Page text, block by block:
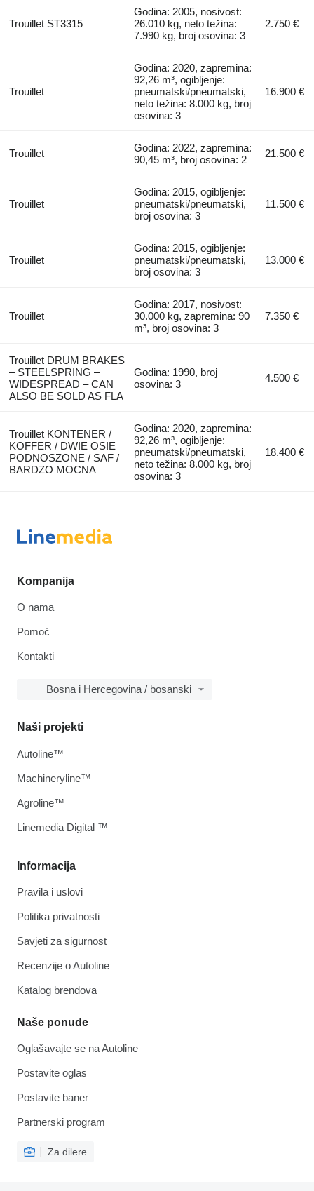
Trouillet ST3315
Godina: 2005, nosivost:
26.010 kg, neto težina:
7.990 kg, broj osovina: 3
2.750 €
Trouillet
Godina: 2020, zapremina:
92,26 m³, ogibljenje:
pneumatski/pneumatski,
neto težina: 8.000 kg, broj
osovina: 3
16.900 €
Trouillet
Godina: 2022, zapremina:
90,45 m³, broj osovina: 2
21.500 €
Trouillet
Godina: 2015, ogibljenje:
pneumatski/pneumatski,
broj osovina: 3
11.500 €
Trouillet
Godina: 2015, ogibljenje:
pneumatski/pneumatski,
broj osovina: 3
13.000 €
Trouillet
Godina: 2017, nosivost:
30.000 kg, zapremina: 90
m³, broj osovina: 3
7.350 €
Trouillet DRUM BRAKES
– STEELSPRING –
WIDESPREAD – CAN
ALSO BE SOLD AS FLA
Godina: 1990, broj
osovina: 3
4.500 €
Trouillet KONTENER /
KOFFER / DWIE OSIE
PODNOSZONE / SAF /
BARDZO MOCNA
Godina: 2020, zapremina:
92,26 m³, ogibljenje:
pneumatski/pneumatski,
neto težina: 8.000 kg, broj
osovina: 3
18.400 €
Kompanija
O nama
Pomoć
Kontakti
Bosna i Hercegovina / bosanski
Informacija
Pravila i uslovi
Politika privatnosti
Savjeti za sigurnost
Recenzije o Autoline
Katalog brendova
Naše ponude
Oglašavajte se na Autoline
Postavite oglas
Postavite baner
Partnerski program
Za dilere
Naši projekti
Autoline™
Machineryline™
Agroline™
Linemedia Digital ™